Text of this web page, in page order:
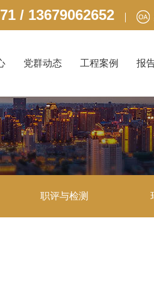
/ 13679062652
党群动态 工程案例 报
职评与检测